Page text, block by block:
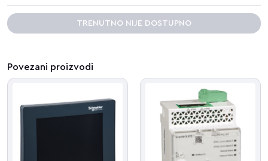
TRENUTNO NIJE DOSTUPNO
Povezani proizvodi